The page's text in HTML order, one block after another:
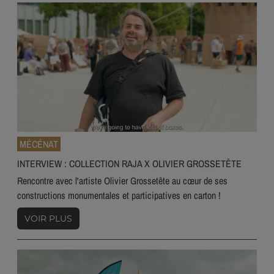
MÉCÉNAT
INTERVIEW : COLLECTION RAJA X OLIVIER GROSSETÊTE
Rencontre avec l'artiste Olivier Grossetête au cœur de ses
constructions monumentales et participatives en carton !
VOIR PLUS